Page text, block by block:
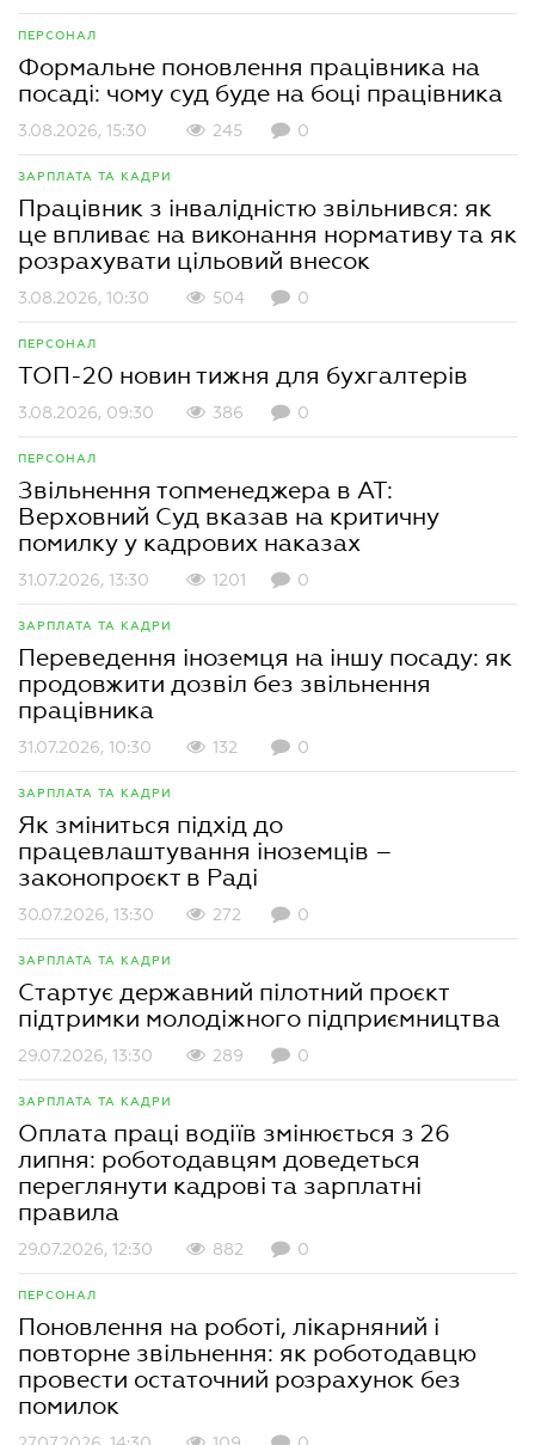
ПЕРСОНАЛ
Формальне поновлення працівника на
посаді: чому суд буде на боці працівника
3.08.2026, 15:30 245 0
ЗАРПЛАТА ТА КАДРИ
Працівник з інвалідністю звільнився: як
це впливає на виконання нормативу та як
розрахувати цільовий внесок
3.08.2026, 10:30 504 0
ПЕРСОНАЛ
ТОП-20 новин тижня для бухгалтерів
3.08.2026, 09:30 386 0
ПЕРСОНАЛ
Звільнення топменеджера в АТ:
Верховний Суд вказав на критичну
помилку у кадрових наказах
31.07.2026, 13:30 1201 0
ЗАРПЛАТА ТА КАДРИ
Переведення іноземця на іншу посаду: як
продовжити дозвіл без звільнення
працівника
31.07.2026, 10:30 132 0
ЗАРПЛАТА ТА КАДРИ
Як зміниться підхід до
працевлаштування іноземців –
законопроєкт в Раді
30.07.2026, 13:30 272 0
ЗАРПЛАТА ТА КАДРИ
Стартує державний пілотний проєкт
підтримки молодіжного підприємництва
29.07.2026, 13:30 289 0
ЗАРПЛАТА ТА КАДРИ
Оплата праці водіїв змінюється з 26
липня: роботодавцям доведеться
переглянути кадрові та зарплатні
правила
29.07.2026, 12:30 882 0
ПЕРСОНАЛ
Поновлення на роботі, лікарняний і
повторне звільнення: як роботодавцю
провести остаточний розрахунок без
помилок